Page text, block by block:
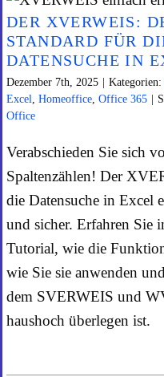
DER XVERWEIS:
STANDARD FÜR
DATENSUCHE IN
Dezember 7th, 2025 Kategorien:
Excel, Homeoffice, Office 365
Office
Verabschieden Sie sich
Spaltenzählen! Der
die Datensuche in Excel
und sicher. Erfahren Sie
Tutorial, wie die
wie Sie sie anwenden
dem SVERWEIS und
haushoch überlegen ist.